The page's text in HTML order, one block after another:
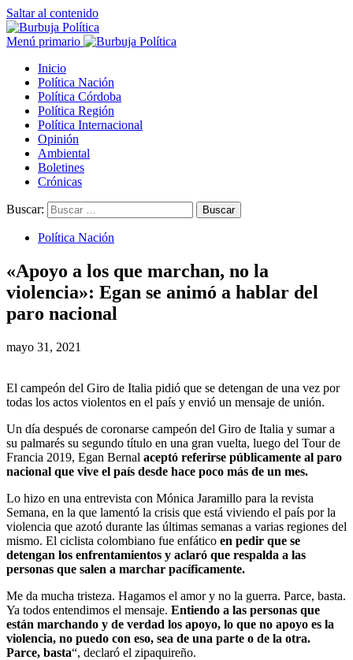
Saltar al contenido
Menú primario
Inicio
Política Nación
Política Córdoba
Política Región
Política Internacional
Opinión
Ambiental
Boletines
Crónicas
Buscar:
Política Nación
«Apoyo a los que marchan, no la
violencia»: Egan se animó a hablar del
paro nacional
mayo 31, 2021
El campeón del Giro de Italia pidió que se detengan de una vez por
todas los actos violentos en el país y envió un mensaje de unión.
Un día después de coronarse campeón del Giro de Italia y sumar a
su palmarés su segundo título en una gran vuelta, luego del Tour de
Francia 2019, Egan Bernal aceptó referirse públicamente al paro
nacional que vive el país desde hace poco más de un mes.
Lo hizo en una entrevista con Mónica Jaramillo para la revista
Semana, en la que lamentó la crisis que está viviendo el país por la
violencia que azotó durante las últimas semanas a varias regiones del
mismo. El ciclista colombiano fue enfático en pedir que se
detengan los enfrentamientos y aclaró que respalda a las
personas que salen a marchar pacíficamente.
Me da mucha tristeza. Hagamos el amor y no la guerra. Parce, basta.
Ya todos entendimos el mensaje. Entiendo a las personas que
están marchando y de verdad los apoyo, lo que no apoyo es la
violencia, no puedo con eso, sea de una parte o de la otra.
Parce, basta“, declaró el zipaquireño.